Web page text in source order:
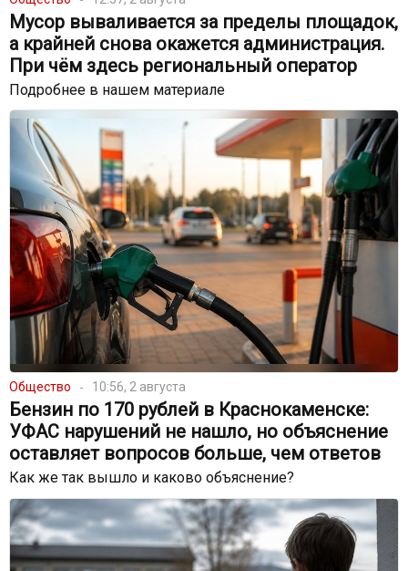
Мусор вываливается за пределы площадок,
а крайней снова окажется администрация.
При чём здесь региональный оператор
Подробнее в нашем материале
Общество 10:56, 2 августа
Бензин по 170 рублей в Краснокаменске:
УФАС нарушений не нашло, но объяснение
оставляет вопросов больше, чем ответов
Как же так вышло и каково объяснение?